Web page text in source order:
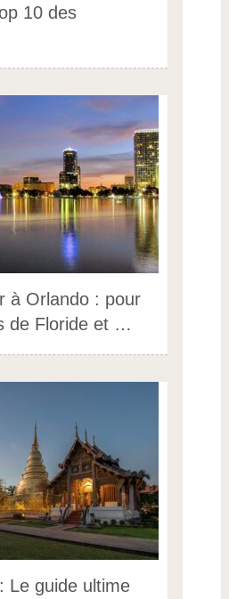
10 des
à Orlando : pour
de Floride et …
Le guide ultime